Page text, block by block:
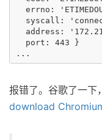
errno:
syscall:
address:
  port: 443 }
报错了。谷歌了一下
download